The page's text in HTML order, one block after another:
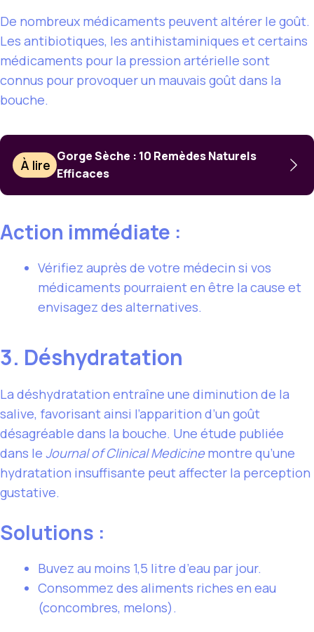
De nombreux médicaments peuvent altérer le goût.
Les antibiotiques, les antihistaminiques et certains
médicaments pour la pression artérielle sont
connus pour provoquer un mauvais goût dans la
bouche.
À lire
Gorge Sèche : 10 Remèdes Naturels
Efficaces
Action immédiate :
Vérifiez auprès de votre médecin si vos
médicaments pourraient en être la cause et
envisagez des alternatives.
3. Déshydratation
La déshydratation entraîne une diminution de la
salive, favorisant ainsi l’apparition d’un goût
désagréable dans la bouche. Une étude publiée
dans le Journal of Clinical Medicinemontre qu’une
hydratation insuffisante peut affecter la perception
gustative.
Solutions :
Buvez au moins 1,5 litre d’eau par jour.
Consommez des aliments riches en eau
(concombres, melons).